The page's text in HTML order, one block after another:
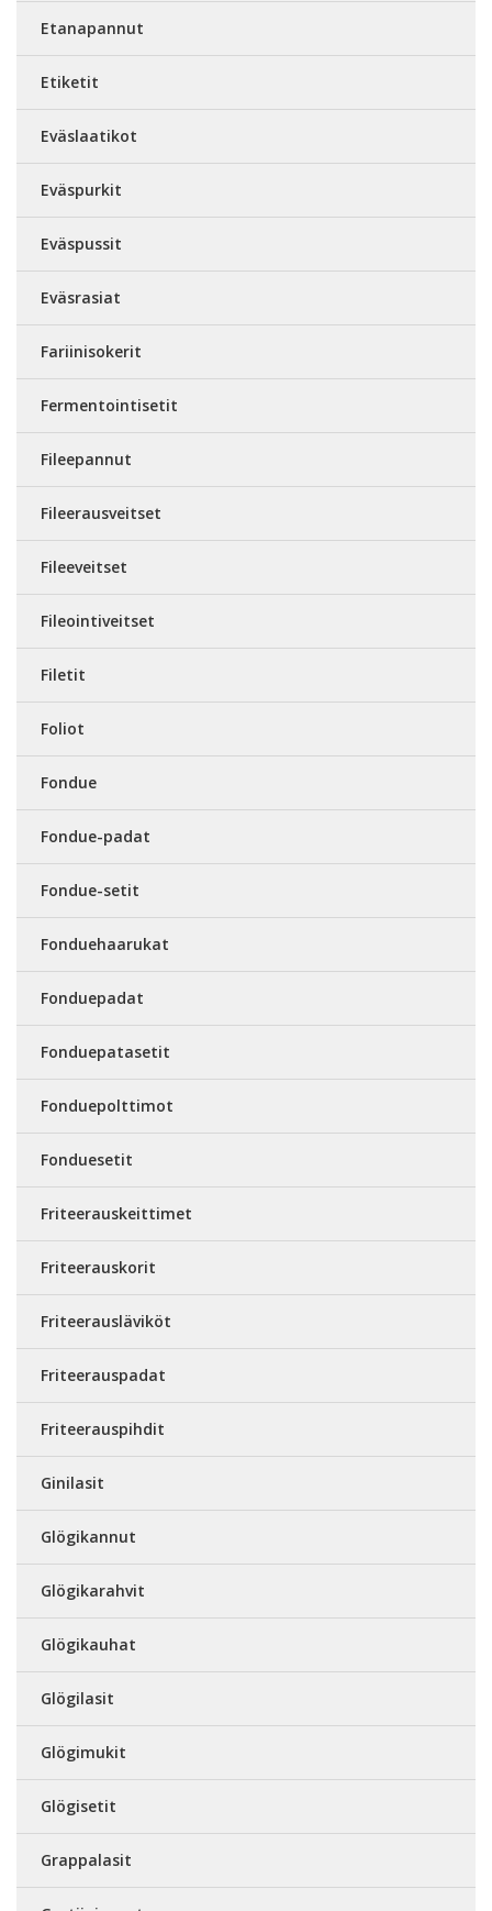
Etanapannut
Etiketit
Eväslaatikot
Eväspurkit
Eväspussit
Eväsrasiat
Fariinisokerit
Fermentointisetit
Fileepannut
Fileerausveitset
Fileeveitset
Fileointiveitset
Filetit
Foliot
Fondue
Fondue-padat
Fondue-setit
Fonduehaarukat
Fonduepadat
Fonduepatasetit
Fonduepolttimot
Fonduesetit
Friteerauskeittimet
Friteerauskorit
Friteerausläviköt
Friteerauspadat
Friteerauspihdit
Ginilasit
Glögikannut
Glögikarahvit
Glögikauhat
Glögilasit
Glögimukit
Glögisetit
Grappalasit